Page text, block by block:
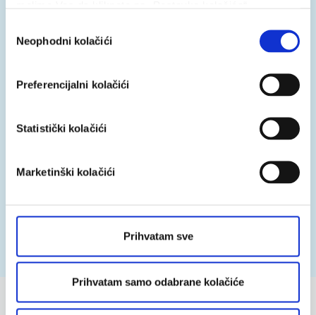
„Postavke kolačića“, a ako želite saznati više, pročitajte
Selection
Neophodni kolačići
Preferencijalni kolačići
Statistički kolačići
Marketinški kolačići
Prihvatam sve
Prihvatam samo odabrane kolačiće
Šta je "Kredit do plate"?
Šta je "Kredit na rate"?
Kako da dobijem kredit putem interneta?